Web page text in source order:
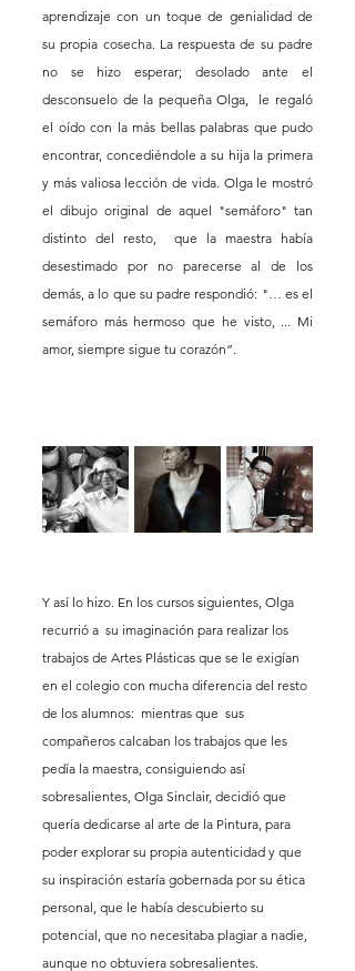
aprendizaje con un toque de genialidad de
su propia cosecha. La respuesta de su padre
no se hizo esperar; desolado ante el
desconsuelo de la pequeña Olga,  le regaló
el oído con la más bellas palabras que pudo
encontrar, concediéndole a su hija la primera
y más valiosa lección de vida. Olga le mostró
el dibujo original de aquel "semáforo" tan
distinto del resto,  que la maestra había
desestimado por no parecerse al de los
demás, a lo que su padre respondió: "… es el
semáforo más hermoso que he visto, ... Mi
amor, siempre sigue tu corazón”.
Y así lo hizo. En los cursos siguientes, Olga
recurrió a  su imaginación para realizar los
trabajos de Artes Plásticas que se le exigían
en el colegio con mucha diferencia del resto
de los alumnos:  mientras que  sus
compañeros calcaban los trabajos que les
pedía la maestra, consiguiendo así
sobresalientes, Olga Sinclair, decidió que
quería dedicarse al arte de la Pintura, para
poder explorar su propia autenticidad y que
su inspiración estaría gobernada por su ética
personal, que le había descubierto su
potencial, que no necesitaba plagiar a nadie,
aunque no obtuviera sobresalientes.